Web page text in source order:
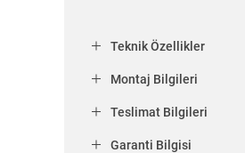
Teknik Özellikler
Montaj Bilgileri
Teslimat Bilgileri
Garanti Bilgisi